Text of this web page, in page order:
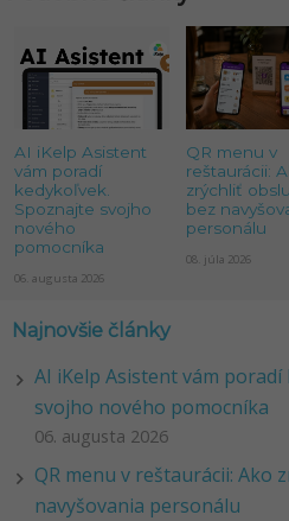
AI iKelp Asistent
vám poradí
kedykoľvek.
Spoznajte svojho
nového
pomocníka
06. augusta 2026
QR menu v
reštaurácii:
zrýchliť
bez
personálu
08. júla 2026
Najnovšie články
AI iKelp Asistent vám
svojho nového pomocníka
06. augusta 2026
QR menu v reštaurácii: Ako
navyšovania personálu